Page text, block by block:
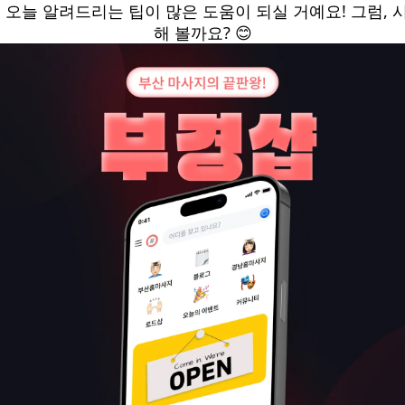
오늘 알려드리는 팁이 많은 도움이 되실 거예요! 그럼,
해 볼까요? 😊